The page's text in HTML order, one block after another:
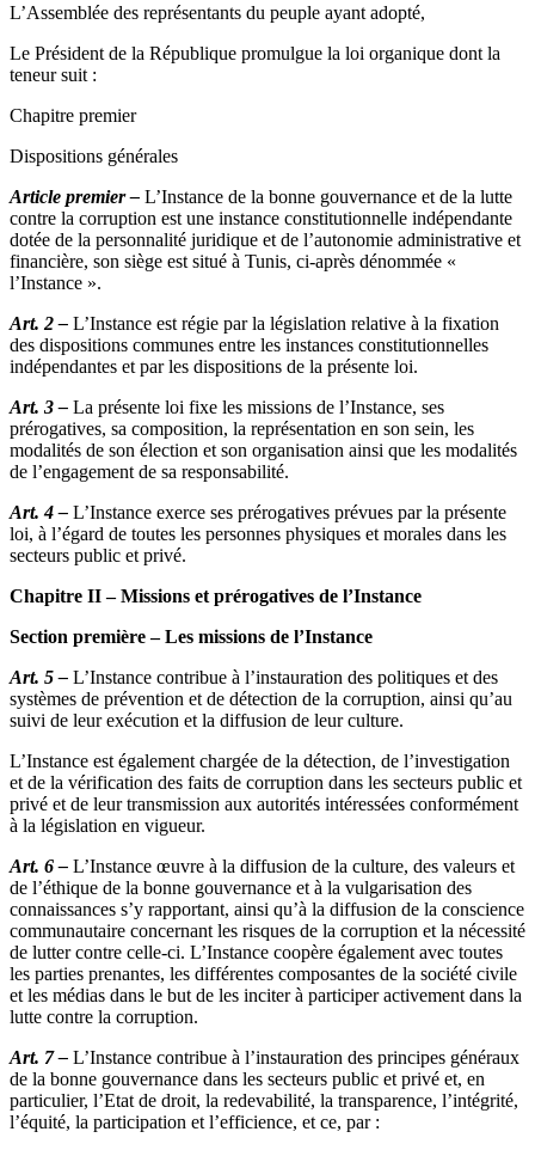
L’Assemblée des représentants du peuple ayant adopté,
Le Président de la République promulgue la loi organique dont la
teneur suit :
Chapitre premier
Dispositions générales
Article premier – L’Instance de la bonne gouvernance et de la lutte
contre la corruption est une instance constitutionnelle indépendante
dotée de la personnalité juridique et de l’autonomie administrative et
financière, son siège est situé à Tunis, ci-après dénommée «
l’Instance ».
Art. 2 – L’Instance est régie par la législation relative à la fixation
des dispositions communes entre les instances constitutionnelles
indépendantes et par les dispositions de la présente loi.
Art. 3 – La présente loi fixe les missions de l’Instance, ses
prérogatives, sa composition, la représentation en son sein, les
modalités de son élection et son organisation ainsi que les modalités
de l’engagement de sa responsabilité.
Art. 4 – L’Instance exerce ses prérogatives prévues par la présente
loi, à l’égard de toutes les personnes physiques et morales dans les
secteurs public et privé.
Chapitre II – Missions et prérogatives de l’Instance
Section première – Les missions de l’Instance
Art. 5 – L’Instance contribue à l’instauration des politiques et des
systèmes de prévention et de détection de la corruption, ainsi qu’au
suivi de leur exécution et la diffusion de leur culture.
L’Instance est également chargée de la détection, de l’investigation
et de la vérification des faits de corruption dans les secteurs public et
privé et de leur transmission aux autorités intéressées conformément
à la législation en vigueur.
Art. 6 – L’Instance œuvre à la diffusion de la culture, des valeurs et
de l’éthique de la bonne gouvernance et à la vulgarisation des
connaissances s’y rapportant, ainsi qu’à la diffusion de la conscience
communautaire concernant les risques de la corruption et la nécessité
de lutter contre celle-ci. L’Instance coopère également avec toutes
les parties prenantes, les différentes composantes de la société civile
et les médias dans le but de les inciter à participer activement dans la
lutte contre la corruption.
Art. 7 – L’Instance contribue à l’instauration des principes généraux
de la bonne gouvernance dans les secteurs public et privé et, en
particulier, l’Etat de droit, la redevabilité, la transparence, l’intégrité,
l’équité, la participation et l’efficience, et ce, par :